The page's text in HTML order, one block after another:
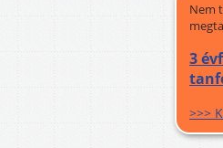
Nem
3
>>>